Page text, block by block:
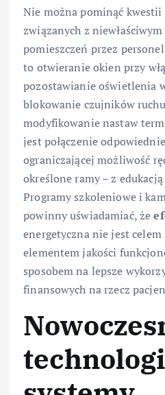
Nie można pominąć
związanych z
pomieszczeń przez
to otwieranie okien przy
pozostawianie oświetlenia
blokowanie czujników
modyfikowanie nastaw
jest połączenie
ograniczającej możliwość
określone ramy – z
Programy szkoleniowe i
powinny uświadamiać, że
energetyczna nie jest
elementem jakości
sposobem na lepsze
finansowych na rzecz